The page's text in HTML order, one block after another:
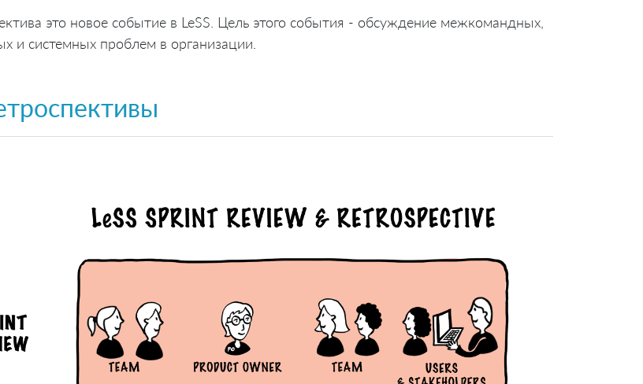
это новое событие в LeSS. Цель этого события - обсуждение межкомандных,
и системных проблем в организации.